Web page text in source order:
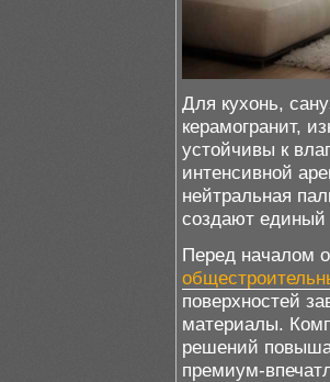
Для кухонь,
керамогранит,
устойчивы к
интенсивной
нейтральная
создают единый
Перед началом
поверхностей
материалы.
решений
премиум-